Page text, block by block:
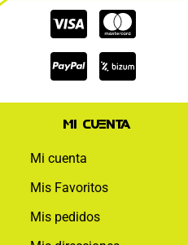
Cc-
visa
Cc-
Cc-
paypal
Mi cuenta
Mi cuenta
Mis Favoritos
Mis pedidos